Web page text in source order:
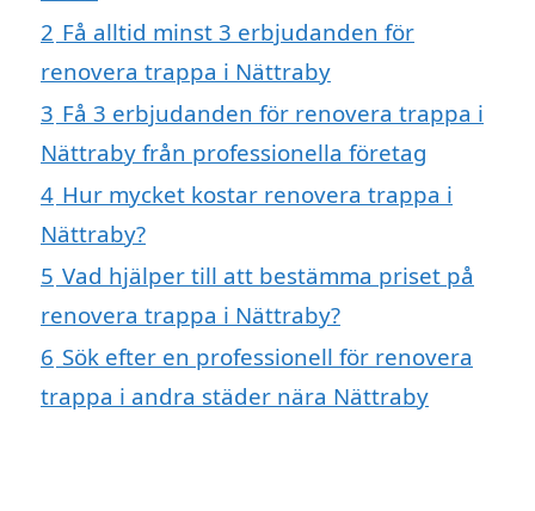
2 Få alltid minst 3 erbjudanden för
renovera trappa i Nättraby
3 Få 3 erbjudanden för renovera trappa i
Nättraby från professionella företag
4 Hur mycket kostar renovera trappa i
Nättraby?
5 Vad hjälper till att bestämma priset på
renovera trappa i Nättraby?
6 Sök efter en professionell för renovera
trappa i andra städer nära Nättraby